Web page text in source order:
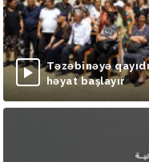
Təzəbinəyə
həyat başlayır